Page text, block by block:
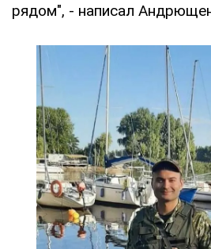
рядом", - написал